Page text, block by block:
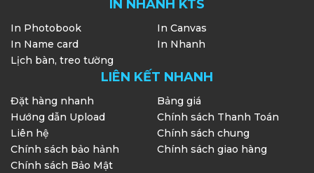
IN NHANH KTS
In Photobook
In Canvas
In Name card
In Nhanh
Lịch bàn, treo tường
LIÊN KẾT NHANH
Đặt hàng nhanh
Bảng giá
Hướng dẫn Upload
Chính sách Thanh Toán
Liên hệ
Chính sách chung
Chính sách bảo hảnh
Chính sách giao hàng
Chính sách Bảo Mật